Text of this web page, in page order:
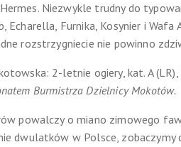
Niezwykle trudny do
Echarella, Furnika, Kosynier i
rozstrzygniecie nie powinno
2-letnie ogiery, kat. A
Burmistrza Dzielnicy Mokotów.
powalczy o miano zimowego
dwulatków w Polsce, zobaczymy